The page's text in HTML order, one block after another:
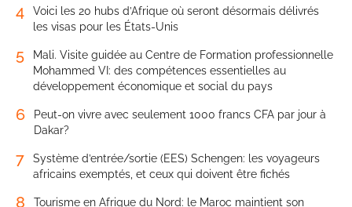
4
Voici les 20 hubs d’Afrique où seront désormais délivrés
les visas pour les États-Unis
5
Mali. Visite guidée au Centre de Formation professionnelle
Mohammed VI: des compétences essentielles au
développement économique et social du pays
6
Peut-on vivre avec seulement 1000 francs CFA par jour à
Dakar?
7
Système d’entrée/sortie (EES) Schengen: les voyageurs
africains exemptés, et ceux qui doivent être fichés
8
Tourisme en Afrique du Nord: le Maroc maintient son